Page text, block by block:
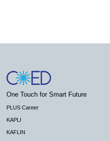
One Touch for Smart Future
PLUS Career
KAPLI
KAFLIN